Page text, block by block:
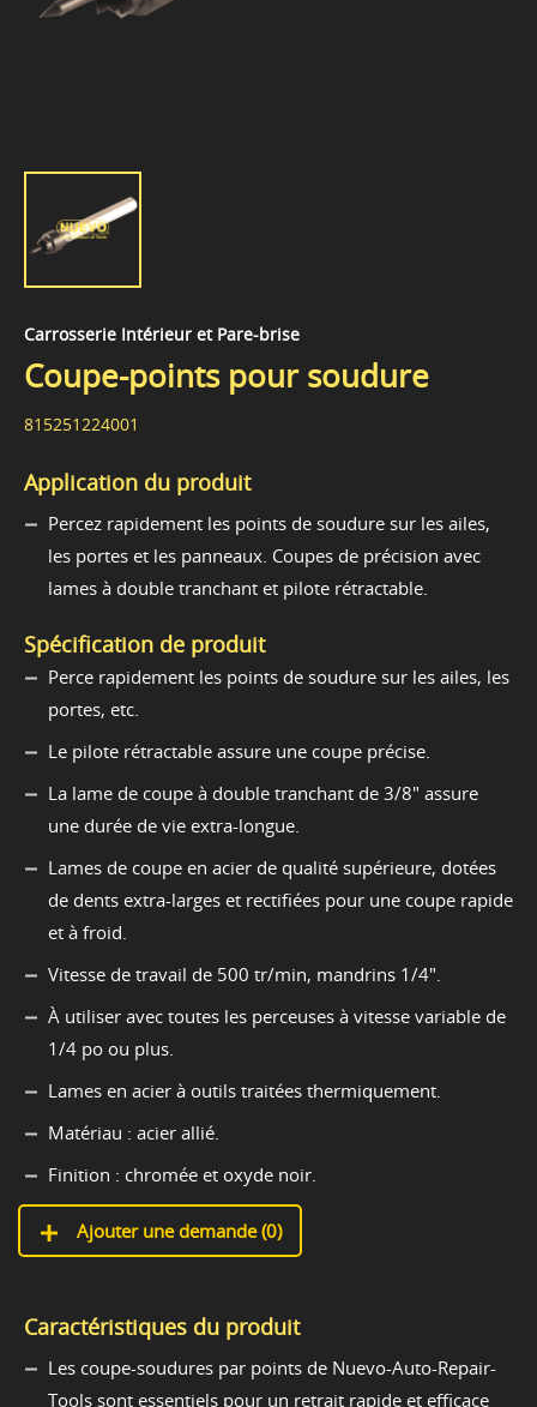
Carrosserie Intérieur et Pare-brise
Coupe-points pour soudure
815251224001
Application du produit
Percez rapidement les points de soudure sur les ailes,
les portes et les panneaux. Coupes de précision avec
lames à double tranchant et pilote rétractable.
Spécification de produit
Perce rapidement les points de soudure sur les ailes, les
portes, etc.
Le pilote rétractable assure une coupe précise.
La lame de coupe à double tranchant de 3/8" assure
une durée de vie extra-longue.
Lames de coupe en acier de qualité supérieure, dotées
de dents extra-larges et rectifiées pour une coupe rapide
et à froid.
Vitesse de travail de 500 tr/min, mandrins 1/4".
À utiliser avec toutes les perceuses à vitesse variable de
1/4 po ou plus.
Lames en acier à outils traitées thermiquement.
Matériau : acier allié.
Finition : chromée et oxyde noir.
Ajouter une demande (0)
Caractéristiques du produit
Les coupe-soudures par points de Nuevo-Auto-Repair-
Tools sont essentiels pour un retrait rapide et efficace